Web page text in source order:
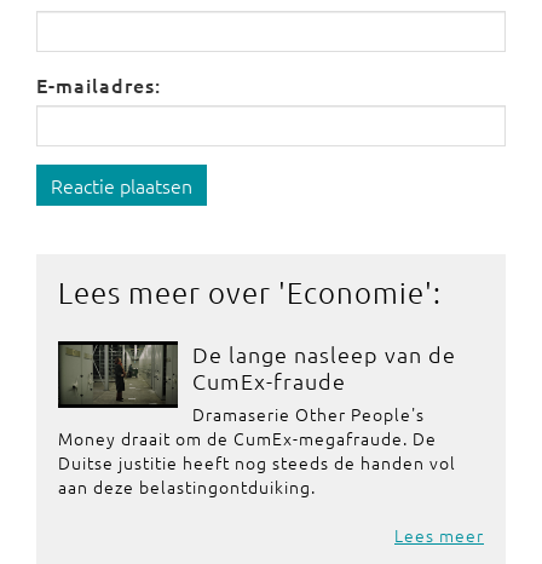
E-mailadres:
Reactie plaatsen
Lees meer over 'Economie':
De lange nasleep van de
CumEx-fraude
Dramaserie Other People's
Money draait om de CumEx-megafraude. De
Duitse justitie heeft nog steeds de handen vol
aan deze belastingontduiking.
Lees meer